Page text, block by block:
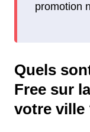
promotion
Quels
Free sur
votre ville